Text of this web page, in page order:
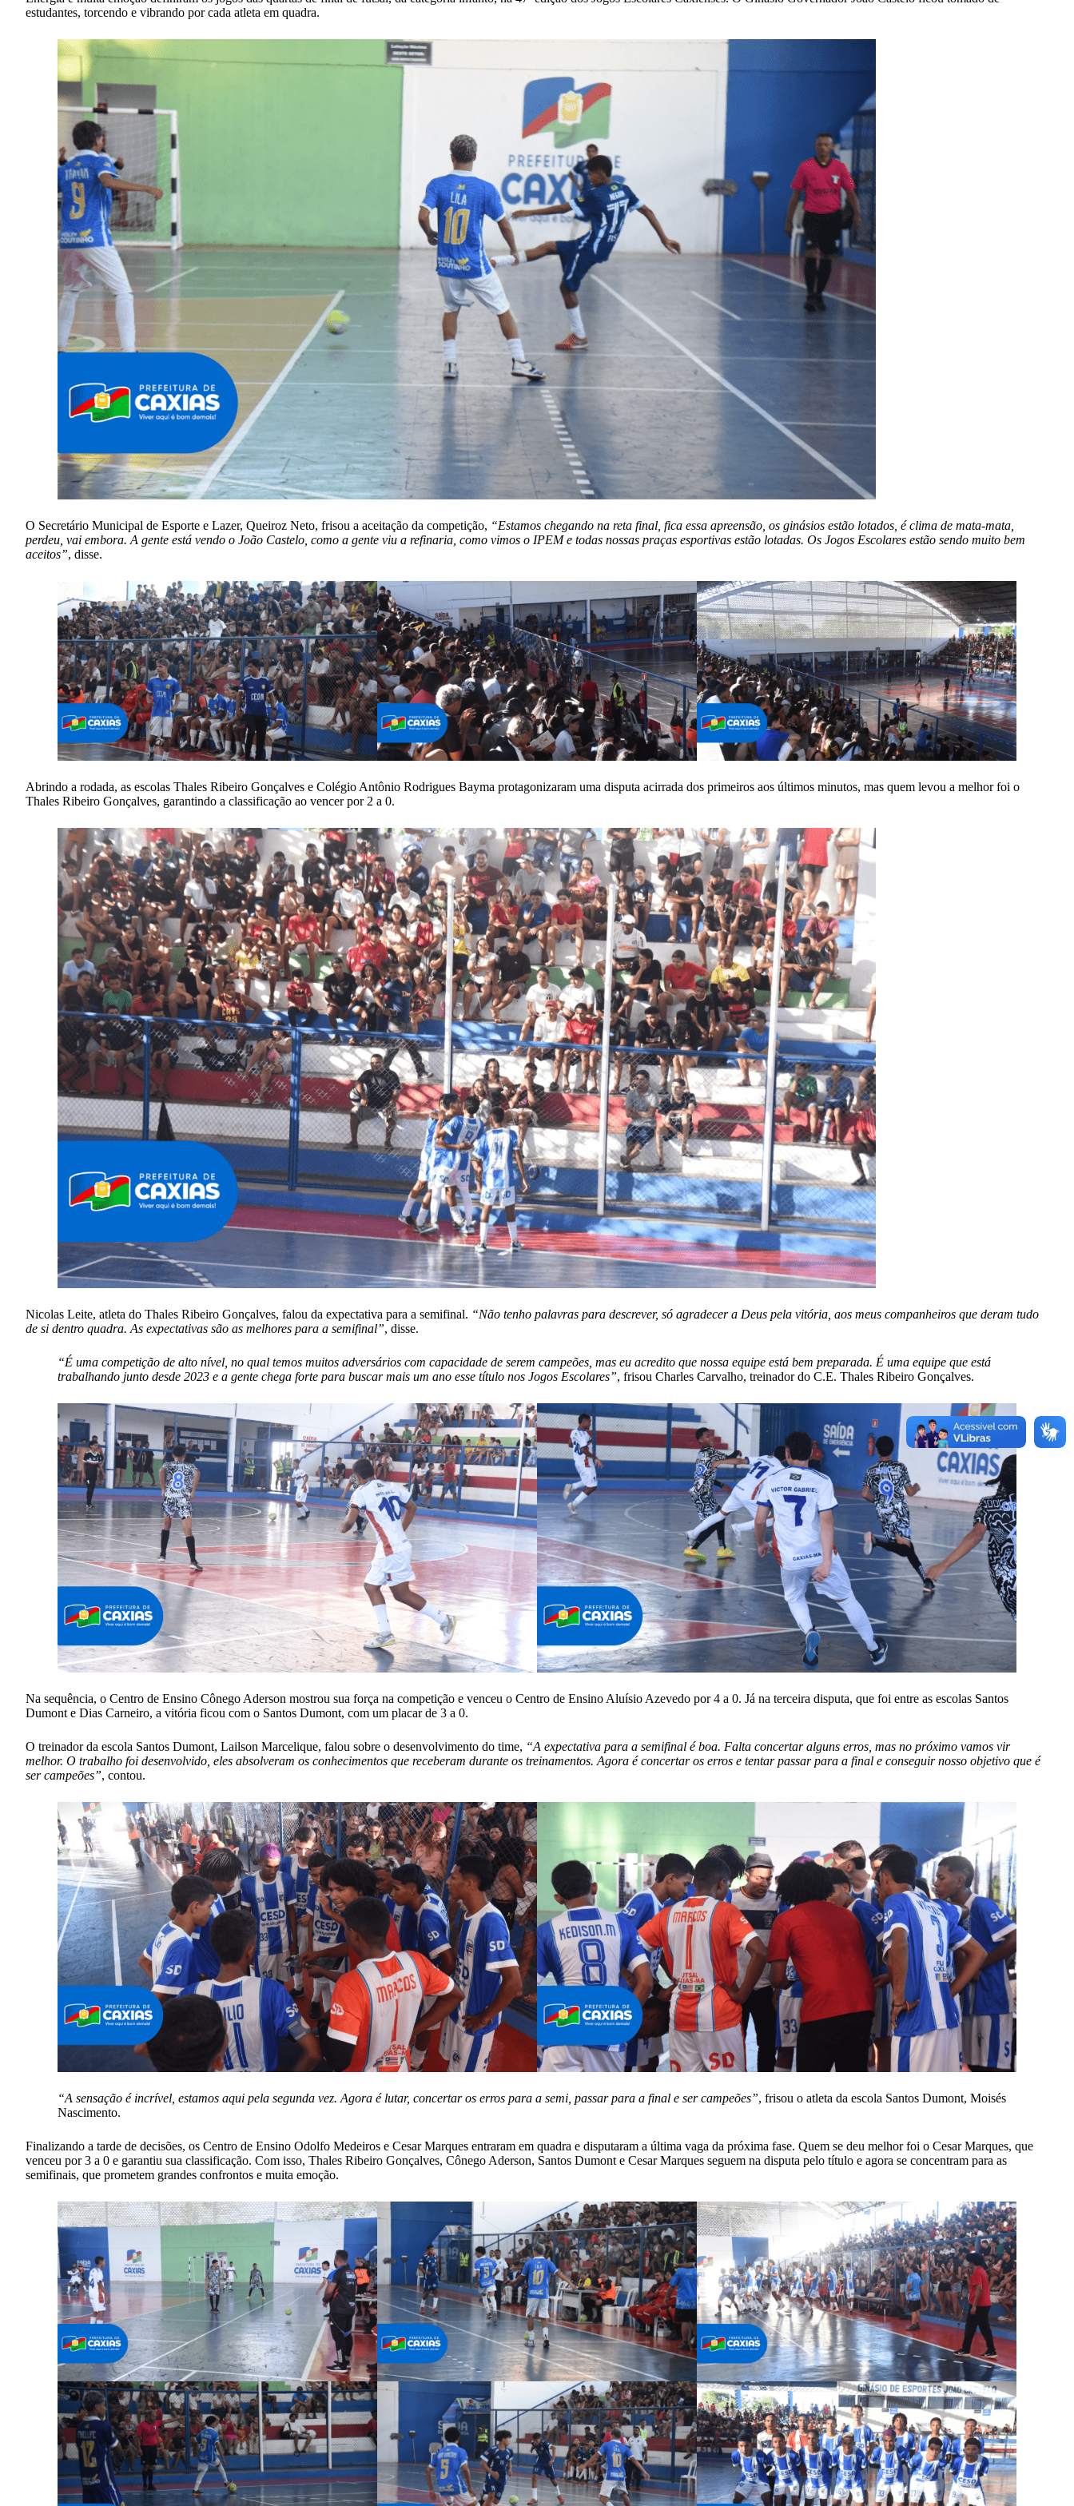
estudantes, torcendo e vibrando por cada atleta em quadra.
O Secretário Municipal de Esporte e Lazer, Queiroz Neto, frisou a aceitação da competição, “Estamos chegando na reta final, fica essa apreensão, os ginásios estão lotados, é clima de mata-mata,
perdeu, vai embora. A gente está vendo o João Castelo, como a gente viu a refinaria, como vimos o IPEM e todas nossas praças esportivas estão lotadas. Os Jogos Escolares estão sendo muito bem
aceitos”, disse.
Abrindo a rodada, as escolas Thales Ribeiro Gonçalves e Colégio Antônio Rodrigues Bayma protagonizaram uma disputa acirrada dos primeiros aos últimos minutos, mas quem levou a melhor foi o
Thales Ribeiro Gonçalves, garantindo a classificação ao vencer por 2 a 0.
Nicolas Leite, atleta do Thales Ribeiro Gonçalves, falou da expectativa para a semifinal. “Não tenho palavras para descrever, só agradecer a Deus pela vitória, aos meus companheiros que deram tudo
de si dentro quadra. As expectativas são as melhores para a semifinal”, disse.
“É uma competição de alto nível, no qual temos muitos adversários com capacidade de serem campeões, mas eu acredito que nossa equipe está bem preparada. É uma equipe que está
trabalhando junto desde 2023 e a gente chega forte para buscar mais um ano esse título nos Jogos Escolares”, frisou Charles Carvalho, treinador do C.E. Thales Ribeiro Gonçalves.
Na sequência, o Centro de Ensino Cônego Aderson mostrou sua força na competição e venceu o Centro de Ensino Aluísio Azevedo por 4 a 0. Já na terceira disputa, que foi entre as escolas Santos
Dumont e Dias Carneiro, a vitória ficou com o Santos Dumont, com um placar de 3 a 0.
O treinador da escola Santos Dumont, Lailson Marcelique, falou sobre o desenvolvimento do time, “A expectativa para a semifinal é boa. Falta concertar alguns erros, mas no próximo vamos vir
melhor. O trabalho foi desenvolvido, eles absolveram os conhecimentos que receberam durante os treinamentos. Agora é concertar os erros e tentar passar para a final e conseguir nosso objetivo que é
ser campeões”, contou.
“A sensação é incrível, estamos aqui pela segunda vez. Agora é lutar, concertar os erros para a semi, passar para a final e ser campeões”, frisou o atleta da escola Santos Dumont, Moisés
Nascimento.
Finalizando a tarde de decisões, os Centro de Ensino Odolfo Medeiros e Cesar Marques entraram em quadra e disputaram a última vaga da próxima fase. Quem se deu melhor foi o Cesar Marques, que
venceu por 3 a 0 e garantiu sua classificação. Com isso, Thales Ribeiro Gonçalves, Cônego Aderson, Santos Dumont e Cesar Marques seguem na disputa pelo título e agora se concentram para as
semifinais, que prometem grandes confrontos e muita emoção.